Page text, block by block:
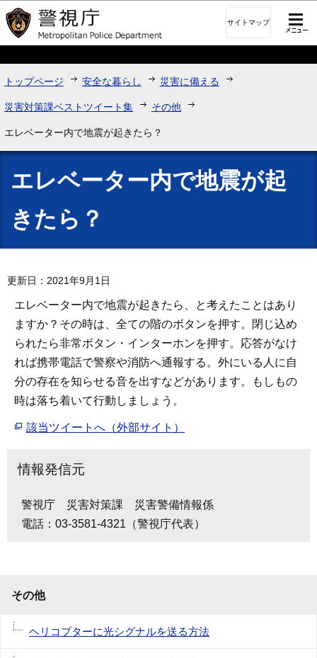
このページの本文へ移動
サイトマップ
トップページ 安全な暮らし 災害に備える
災害対策課ベストツイート集 その他
エレベーター内で地震が起きたら？
エレベーター内で地震が起
きたら？
更新日：2021年9月1日
エレベーター内で地震が起きたら、と考えたことはあり
ますか？その時は、全ての階のボタンを押す。閉じ込め
られたら非常ボタン・インターホンを押す。応答がなけ
れば携帯電話で警察や消防へ通報する。外にいる人に自
分の存在を知らせる音を出すなどがあります。もしもの
時は落ち着いて行動しましょう。
該当ツイートへ（外部サイト）
情報発信元
警視庁 災害対策課 災害警備情報係
電話：03-3581-4321（警視庁代表）
その他
ヘリコプターに光シグナルを送る方法